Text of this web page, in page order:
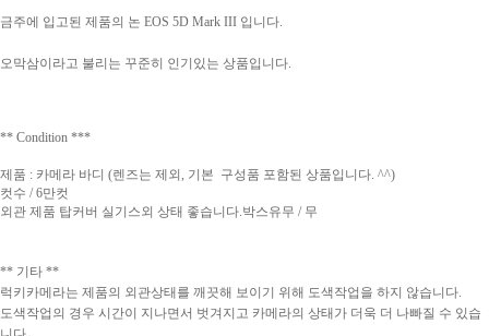
금주에 입고된 제품의 논 EOS 5D Mark III 입니다.
오막삼이라고 불리는 꾸준히 인기있는 상품입니다.
** Condition ***
제품 : 카메라 바디 (렌즈는 제외, 기본 구성품 포함된 상품입니다. ^^)
컷수 / 6만컷
외관 제품 탑커버 실기스외 상태 좋습니다.박스유무 / 무
** 기타 **
럭키카메라는 제품의 외관상태를 깨끗해 보이기 위해 도색작업을 하지 않습니다.
도색작업의 경우 시간이 지나면서 벗겨지고 카메라의 상태가 더욱 더 나빠질 수 있습